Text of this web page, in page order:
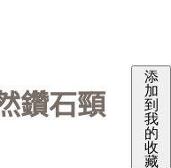
鑽石頸
添
加
到
我
的
收
藏